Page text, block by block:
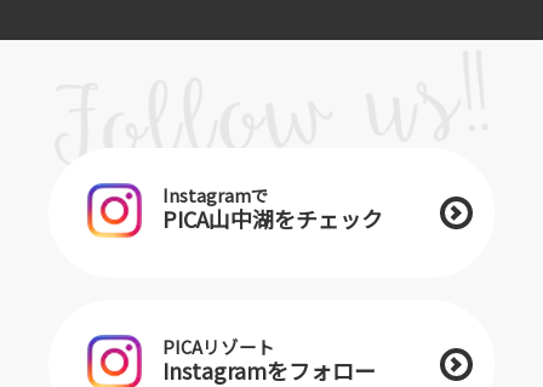
Instagramで
PICA山中湖をチェック
PICAリゾート
Instagramをフォロー